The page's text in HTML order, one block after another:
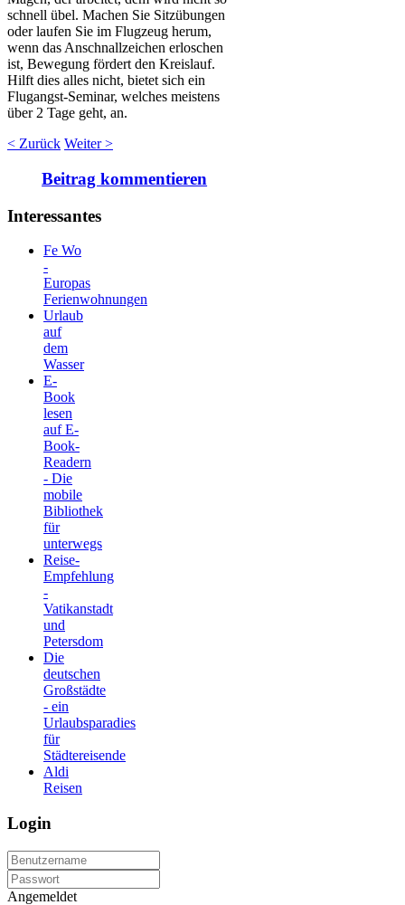
schnell übel. Machen Sie Sitzübungen
oder laufen Sie im Flugzeug herum,
wenn das Anschnallzeichen erloschen
ist, Bewegung fördert den Kreislauf.
Hilft dies alles nicht, bietet sich ein
Flugangst-Seminar, welches meistens
über 2 Tage geht, an.
< Zurück Weiter >
Beitrag kommentieren
Interessantes
Fe Wo
-
Europas
Ferienwohnungen
Urlaub
auf
dem
Wasser
E-
Book
lesen
auf E-
Book-
Readern
- Die
mobile
Bibliothek
für
unterwegs
Reise-
Empfehlung
-
Vatikanstadt
und
Petersdom
Die
deutschen
Großstädte
- ein
Urlaubsparadies
für
Städtereisende
Aldi
Reisen
Login
Angemeldet